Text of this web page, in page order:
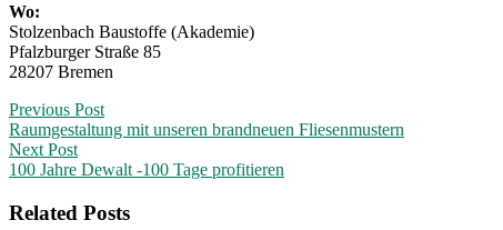
Wo:
Stolzenbach Baustoffe (Akademie)
Pfalzburger Straße 85
28207 Bremen
Post
navigation
Previous Post
Raumgestaltung mit unseren brandneuen Fliesenmustern
Next Post
100 Jahre Dewalt -100 Tage profitieren
Related Posts